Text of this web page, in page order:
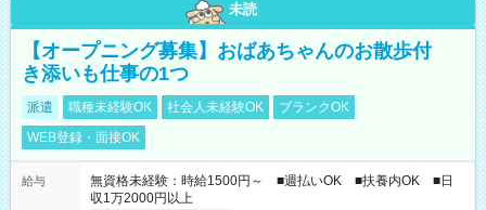
未読
【オープニング募集】おばあちゃんのお散歩付
き添いも仕事の1つ
派遣 職種未経験OK 社会人未経験OK
ブランクOK
WEB登録・面接OK
給与
無資格未経験：時給1500円～ ■週払いOK ■扶養内OK ■日
収1万2000円以上